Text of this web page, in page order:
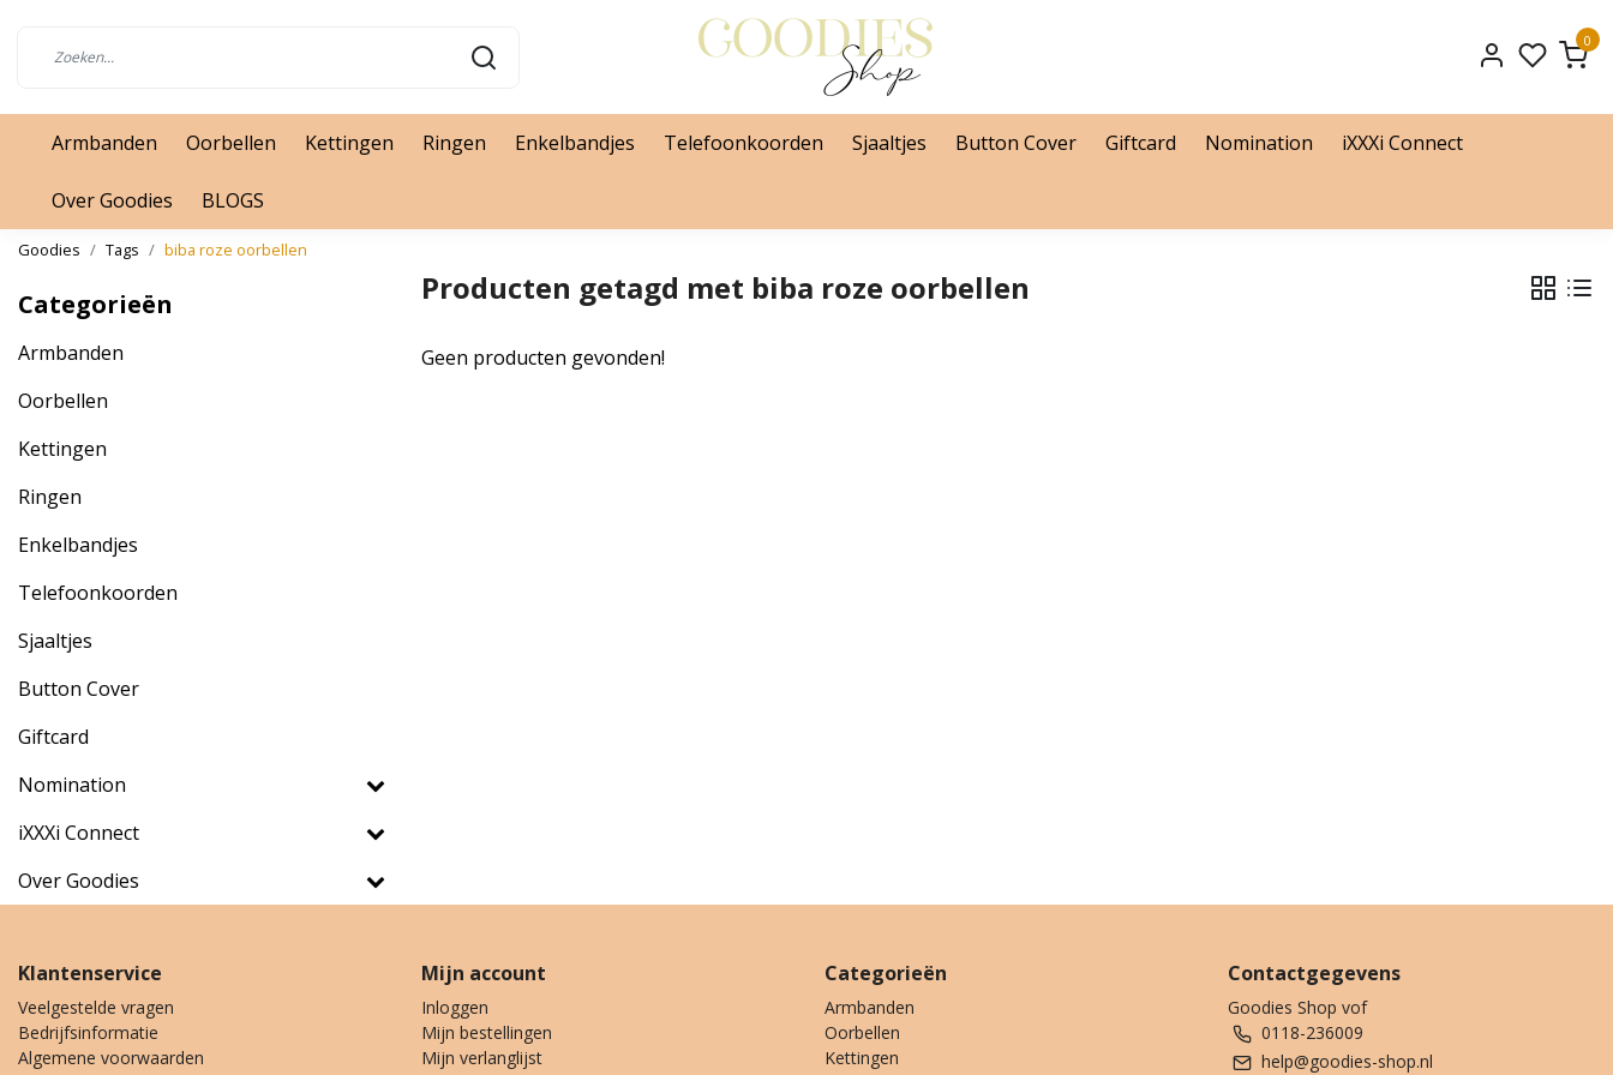
0
Armbanden Oorbellen Kettingen Ringen Enkelbandjes Telefoonkoorden Sjaaltjes Button Cover Giftcard Nomination iXXXi Connect
Over Goodies BLOGS
Goodies Tags biba roze oorbellen
Categorieën
Armbanden
Oorbellen
Kettingen
Ringen
Enkelbandjes
Telefoonkoorden
Sjaaltjes
Button Cover
Giftcard
Nomination
iXXXi Connect
Over Goodies
Producten getagd met biba roze oorbellen
Geen producten gevonden!
Klantenservice
Veelgestelde vragen
Bedrijfsinformatie
Algemene voorwaarden
Mijn account
Inloggen
Mijn bestellingen
Mijn verlanglijst
Categorieën
Armbanden
Oorbellen
Kettingen
Contactgegevens
Goodies Shop vof
0118-236009
help@goodies-shop.nl